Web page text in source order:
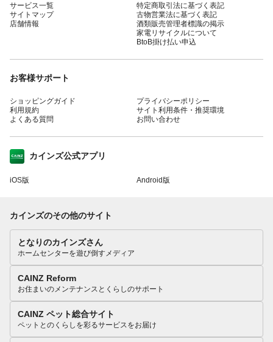
サービス一覧
サイトマップ
店舗情報
特定商取引法に基づく表記
古物営業法に基づく表記
酒類販売管理者標識の掲示
家電リサイクルについて
BtoB掛け払い申込
お客様サポート
ショッピングガイド
利用規約
よくある質問
プライバシーポリシー
サイト利用条件・推奨環境
お問い合わせ
カインズ公式アプリ
iOS版 Android版
カインズのその他のサイト
となりのカインズさん
ホームセンターを遊び倒すメディア
CAINZ Reform
お住まいのメンテナンスとくらしのサポート
CAINZ ペット総合サイト
ペットとのくらしを彩るサービスをお届け